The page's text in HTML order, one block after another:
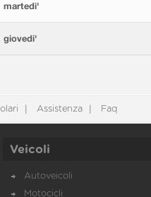
martedi'
giovedi'
Assistenza Faq
Veicoli
Autoveicoli
Motocicli